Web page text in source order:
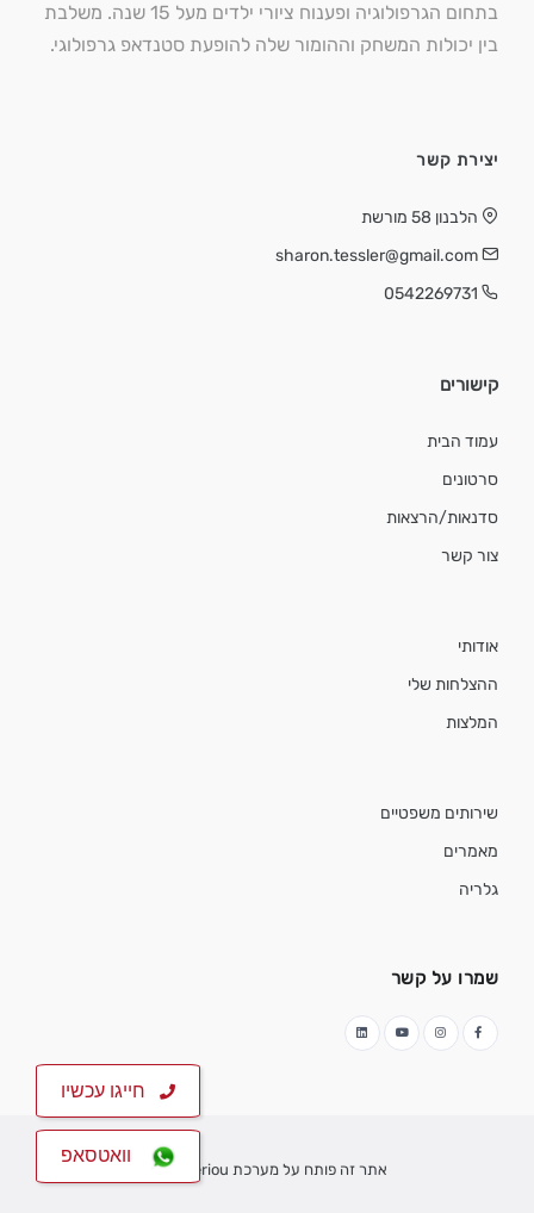
בתחום הגרפולוגיה ופענוח ציורי ילדים מעל 15 שנה. משלבת
בין יכולות המשחק וההומור שלה להופעת סטנדאפ גרפולוגי.
יצירת קשר
הלבנון 58 מורשת
sharon.tessler@gmail.com
0542269731
קישורים
עמוד הבית
סרטונים
סדנאות/הרצאות
צור קשר
אודותי
ההצלחות שלי
המלצות
שירותים משפטיים
מאמרים
גלריה
שמרו על קשר
אתר זה פותח על מערכת Veriou
וואטסאפ
חייגו עכשיו